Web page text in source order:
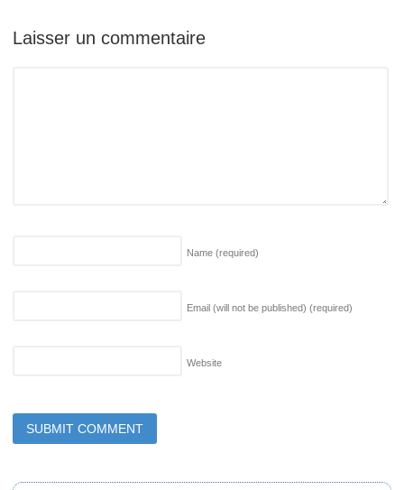
Laisser un commentaire
Name (required)
Email (will not be published) (required)
Website